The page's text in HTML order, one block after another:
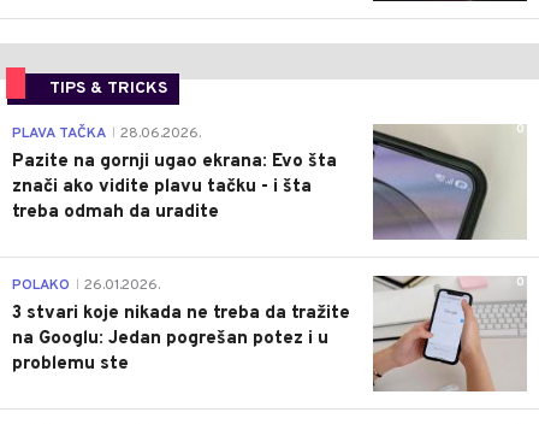
TIPS & TRICKS
0
PLAVA TAČKA 28.06.2026.
Pazite na gornji ugao ekrana: Evo šta
znači ako vidite plavu tačku - i šta
treba odmah da uradite
0
POLAKO 26.01.2026.
3 stvari koje nikada ne treba da tražite
na Googlu: Jedan pogrešan potez i u
problemu ste